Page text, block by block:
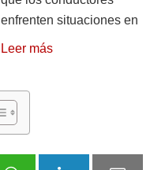
enfrenten situaciones en
Leer más